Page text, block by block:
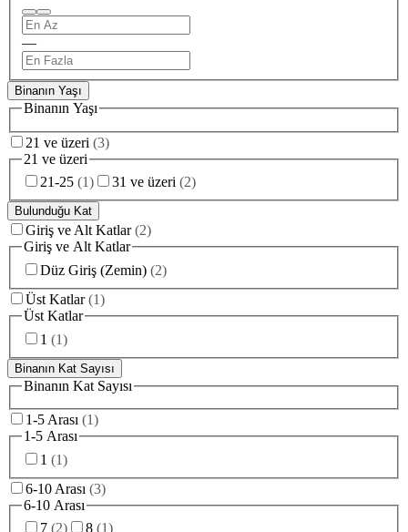
—
Binanın Yaşı
Binanın Yaşı
21 ve üzeri (3)
21 ve üzeri
21-25 (1) 31 ve üzeri (2)
Bulunduğu Kat
Giriş ve Alt Katlar (2)
Giriş ve Alt Katlar
Düz Giriş (Zemin) (2)
Üst Katlar (1)
Üst Katlar
1 (1)
Binanın Kat Sayısı
Binanın Kat Sayısı
1-5 Arası (1)
1-5 Arası
1 (1)
6-10 Arası (3)
6-10 Arası
7 (2) 8 (1)